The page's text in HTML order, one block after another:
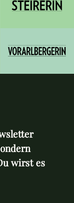
wirst es